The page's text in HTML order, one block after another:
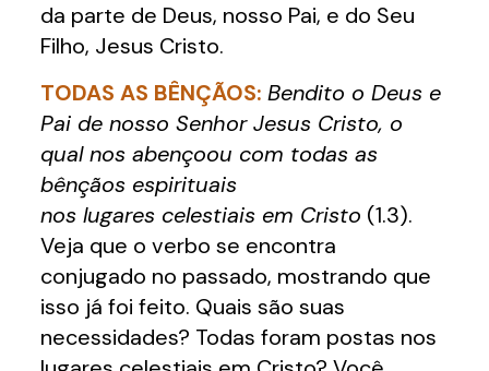
da parte de Deus, nosso Pai, e do Seu
Filho, Jesus Cristo.
TODAS AS BÊNÇÃOS: Bendito o Deus e
Pai de nosso Senhor Jesus Cristo, o
qual nos abençoou com todas as
bênçãos espirituais
nos lugares celestiais em Cristo (1.3).
Veja que o verbo se encontra
conjugado no passado, mostrando que
isso já foi feito. Quais são suas
necessidades? Todas foram postas nos